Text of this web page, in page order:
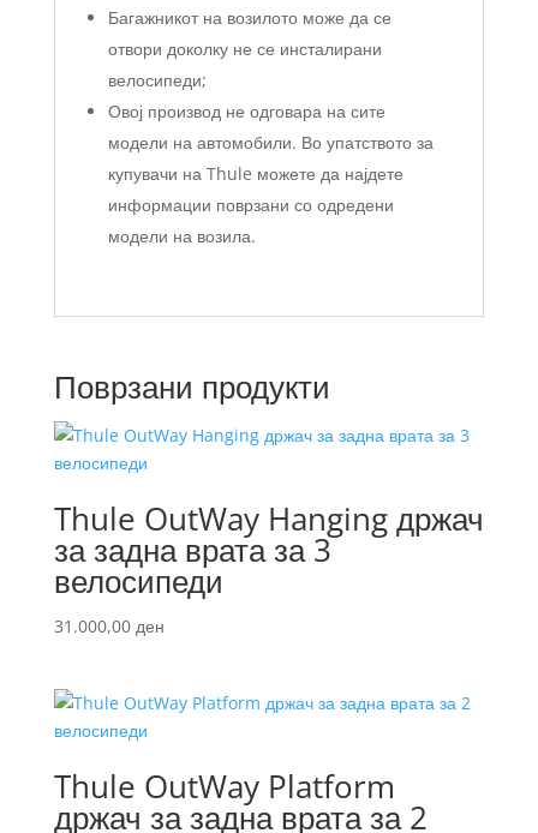
Багажникот на возилото може да се
отвори доколку не се инсталирани
велосипеди;
Овој производ не одговара на сите
модели на автомобили. Во упатството за
купувачи на Thule можете да најдете
информации поврзани со одредени
модели на возила.
Поврзани продукти
Thule OutWay Hanging држач
за задна врата за 3
велосипеди
31.000,00 ден
Thule OutWay Platform
држач за задна врата за 2